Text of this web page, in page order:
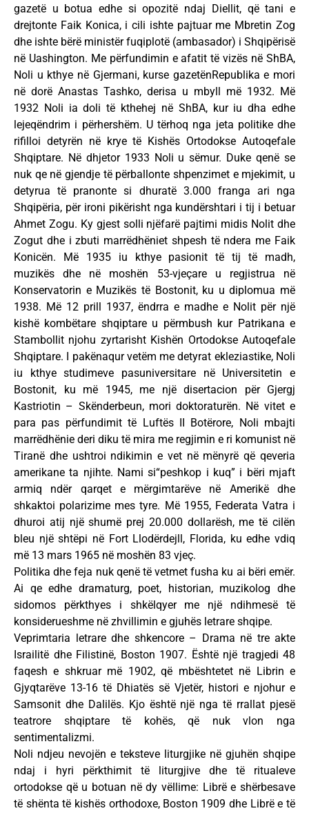
gazetë u botua edhe si opozitë ndaj Diellit, që tani e
drejtonte Faik Konica, i cili ishte pajtuar me Mbretin Zog
dhe ishte bërë ministër fuqiplotë (ambasador) i Shqipërisë
në Uashington. Me përfundimin e afatit të vizës në ShBA,
Noli u kthye në Gjermani, kurse gazetënRepublika e mori
në dorë Anastas Tashko, derisa u mbyll më 1932. Më
1932 Noli ia doli të kthehej në ShBA, kur iu dha edhe
lejeqëndrim i përhershëm. U tërhoq nga jeta politike dhe
rifilloi detyrën në krye të Kishës Ortodokse Autoqefale
Shqiptare. Në dhjetor 1933 Noli u sëmur. Duke qenë se
nuk qe në gjendje të përballonte shpenzimet e mjekimit, u
detyrua të pranonte si dhuratë 3.000 franga ari nga
Shqipëria, për ironi pikërisht nga kundërshtari i tij i betuar
Ahmet Zogu. Ky gjest solli njëfarë pajtimi midis Nolit dhe
Zogut dhe i zbuti marrëdhëniet shpesh të ndera me Faik
Konicën. Më 1935 iu kthye pasionit të tij të madh,
muzikës dhe në moshën 53-vjeçare u regjistrua në
Konservatorin e Muzikës të Bostonit, ku u diplomua më
1938. Më 12 prill 1937, ëndrra e madhe e Nolit për një
kishë kombëtare shqiptare u përmbush kur Patrikana e
Stambollit njohu zyrtarisht Kishën Ortodokse Autoqefale
Shqiptare. I pakënaqur vetëm me detyrat ekleziastike, Noli
iu kthye studimeve pasuniversitare në Universitetin e
Bostonit, ku më 1945, me një disertacion për Gjergj
Kastriotin – Skënderbeun, mori doktoraturën. Në vitet e
para pas përfundimit të Luftës II Botërore, Noli mbajti
marrëdhënie deri diku të mira me regjimin e ri komunist në
Tiranë dhe ushtroi ndikimin e vet në mënyrë që qeveria
amerikane ta njihte. Nami si“peshkop i kuq” i bëri mjaft
armiq ndër qarqet e mërgimtarëve në Amerikë dhe
shkaktoi polarizime mes tyre. Më 1955, Federata Vatra i
dhuroi atij një shumë prej 20.000 dollarësh, me të cilën
bleu një shtëpi në Fort Llodërdejll, Florida, ku edhe vdiq
më 13 mars 1965 në moshën 83 vjeç.
Politika dhe feja nuk qenë të vetmet fusha ku ai bëri emër.
Ai qe edhe dramaturg, poet, historian, muzikolog dhe
sidomos përkthyes i shkëlqyer me një ndihmesë të
konsiderueshme në zhvillimin e gjuhës letrare shqipe.
Veprimtaria letrare dhe shkencore – Drama në tre akte
Israilitë dhe Filistinë, Boston 1907. Është një tragjedi 48
faqesh e shkruar më 1902, që mbështetet në Librin e
Gjyqtarëve 13-16 të Dhiatës së Vjetër, histori e njohur e
Samsonit dhe Dalilës. Kjo është një nga të rrallat pjesë
teatrore shqiptare të kohës, që nuk vlon nga
sentimentalizmi.
Noli ndjeu nevojën e teksteve liturgjike në gjuhën shqipe
ndaj i hyri përkthimit të liturgjive dhe të ritualeve
ortodokse që u botuan në dy vëllime: Librë e shërbesave
të shënta të kishës orthodoxe, Boston 1909 dhe Librë e të